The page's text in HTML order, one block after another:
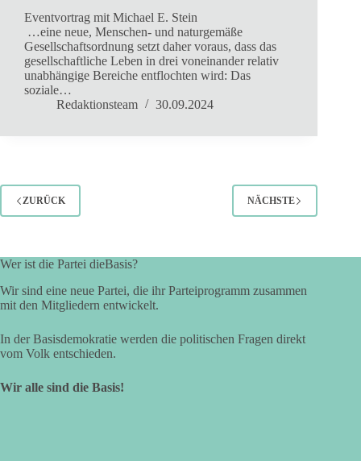
Eventvortrag mit Michael E. Stein
…eine neue, Menschen- und naturgemäße
Gesellschaftsordnung setzt daher voraus, dass das
gesellschaftliche Leben in drei voneinander relativ
unabhängige Bereiche entflochten wird: Das
soziale…
Redaktionsteam
30.09.2024
ZURÜCK NÄCHSTE
Wer ist die Partei dieBasis?
Wir sind eine neue Partei, die ihr Parteiprogramm zusammen
mit den Mitgliedern entwickelt.
In der Basisdemokratie werden die politischen Fragen direkt
vom Volk entschieden.
Wir alle sind die Basis!